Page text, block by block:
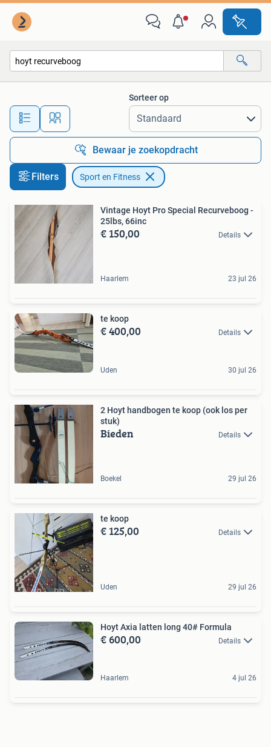
Alle afstanden…
Sorteer op
Bewaar je zoekopdracht
Filters Sport en Fitness
Vintage Hoyt Pro Special Recurveboog -
25lbs, 66inc
€ 150,00 Details
Haarlem 23 jul 26
te koop
€ 400,00 Details
Uden 30 jul 26
2 Hoyt handbogen te koop (ook los per
stuk)
Bieden Details
Boekel 29 jul 26
te koop
€ 125,00 Details
Uden 29 jul 26
Hoyt Axia latten long 40# Formula
€ 600,00 Details
Haarlem 4 jul 26